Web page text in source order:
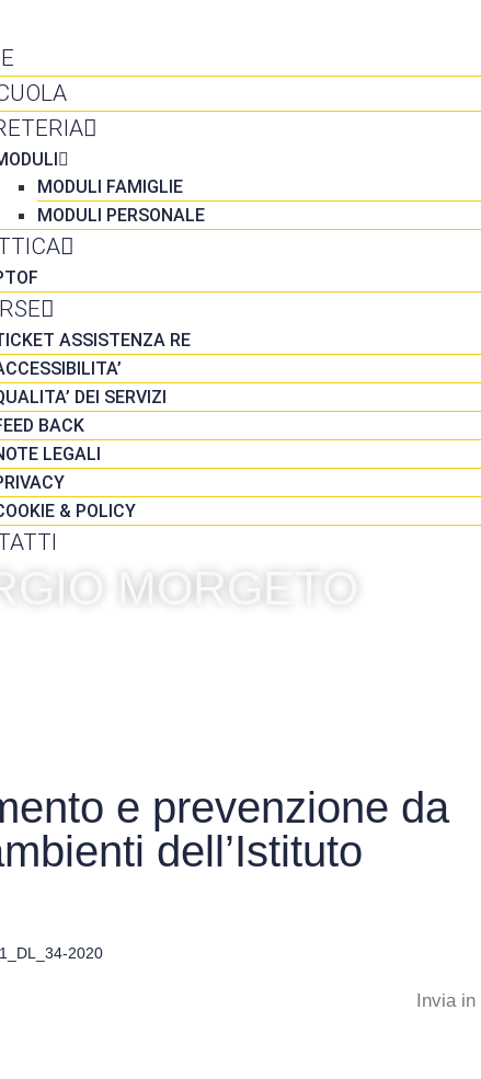
MODULI FAMIGLIE
MODULI PERSONALE
ASSISTENZA RE
DEI SERVIZI
BACK
LEGALI
& POLICY
MORGETO
e prevenzione da
dell’Istituto
2020
Invia in